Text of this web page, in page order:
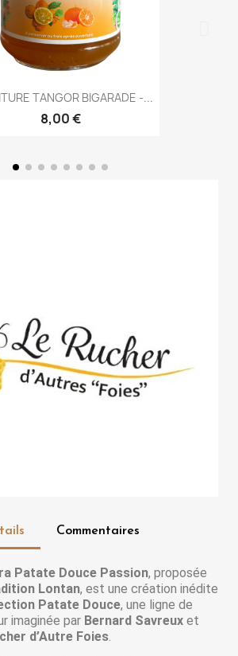
TANGOR BIGARADE -...
8,00 €
Commentaires
Patate Douce Passion, proposée
Lontan, est une création inédite
Patate Douce, une ligne de
imaginée par Bernard Savreux et
d’Autre Foies